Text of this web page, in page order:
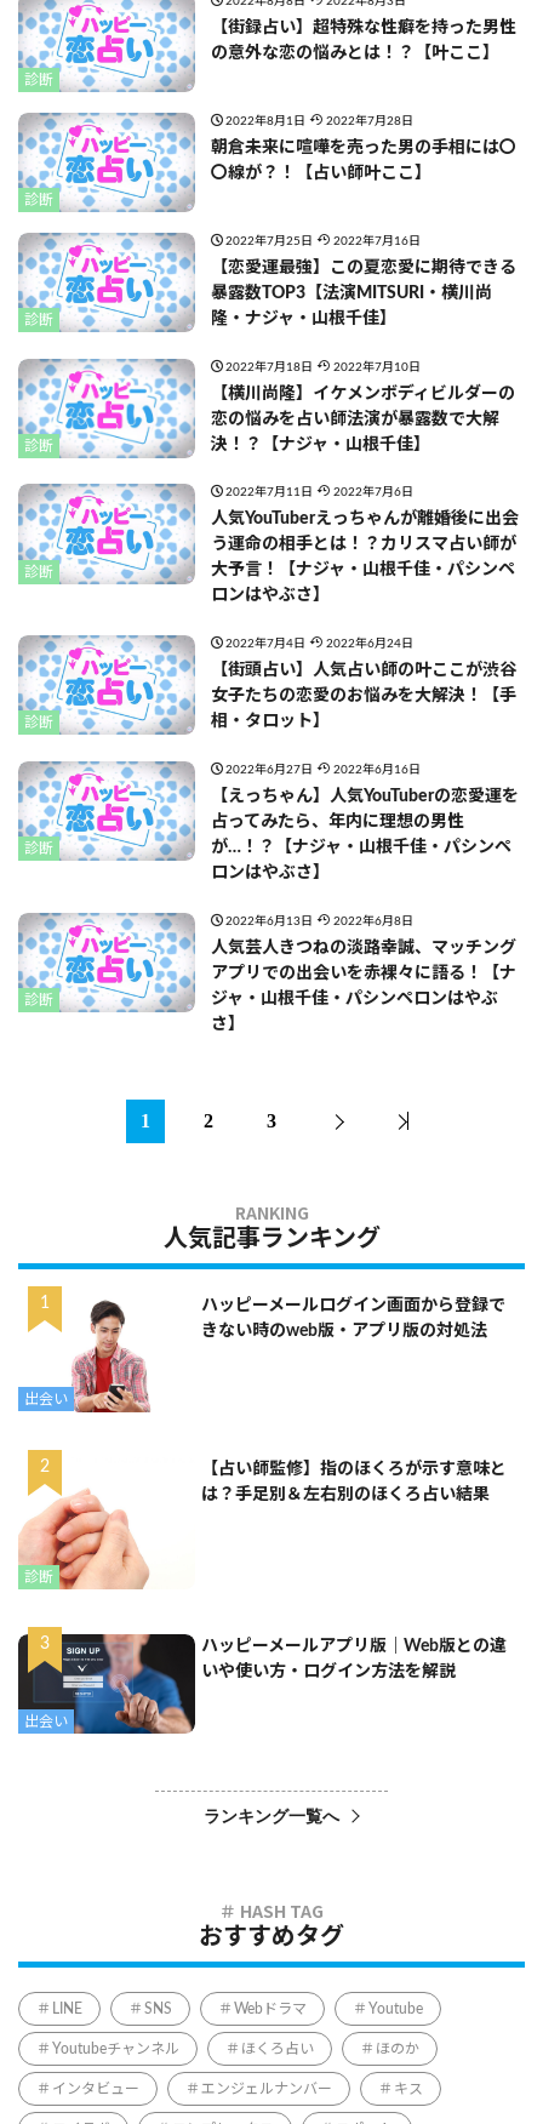
診断
【街録占い】超特殊な性癖を持った男性
の意外な恋の悩みとは！？【叶ここ】
診断
2022年8月1日 2022年7月28日
朝倉未来に喧嘩を売った男の手相には〇
〇線が？！【占い師叶ここ】
診断
2022年7月25日 2022年7月16日
【恋愛運最強】この夏恋愛に期待できる
暴露数TOP3【法演MITSURI・横川尚
隆・ナジャ・山根千佳】
診断
2022年7月18日 2022年7月10日
【横川尚隆】イケメンボディビルダーの
恋の悩みを占い師法演が暴露数で大解
決！？【ナジャ・山根千佳】
診断
2022年7月11日 2022年7月6日
人気YouTuberえっちゃんが離婚後に出会
う運命の相手とは！？カリスマ占い師が
大予言！【ナジャ・山根千佳・パシンペ
ロンはやぶさ】
診断
2022年7月4日 2022年6月24日
【街頭占い】人気占い師の叶ここが渋谷
女子たちの恋愛のお悩みを大解決！【手
相・タロット】
診断
2022年6月27日 2022年6月16日
【えっちゃん】人気YouTuberの恋愛運を
占ってみたら、年内に理想の男性
が…！？【ナジャ・山根千佳・パシンペ
ロンはやぶさ】
診断
2022年6月13日 2022年6月8日
人気芸人きつねの淡路幸誠、マッチング
アプリでの出会いを赤裸々に語る！【ナ
ジャ・山根千佳・パシンペロンはやぶ
さ】
1 2 3
人気記事ランキング
出会い
ハッピーメールログイン画面から登録で
きない時のweb版・アプリ版の対処法
診断
【占い師監修】指のほくろが示す意味と
は？手足別＆左右別のほくろ占い結果
出会い
ハッピーメールアプリ版｜Web版との違
いや使い方・ログイン方法を解説
ランキング一覧へ
おすすめタグ
LINE SNS Webドラマ Youtube
Youtubeチャンネル ほくろ占い ほのか
インタビュー エンジェルナンバー キス